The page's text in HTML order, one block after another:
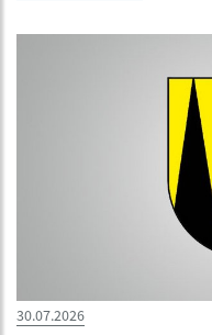
30.07.2026